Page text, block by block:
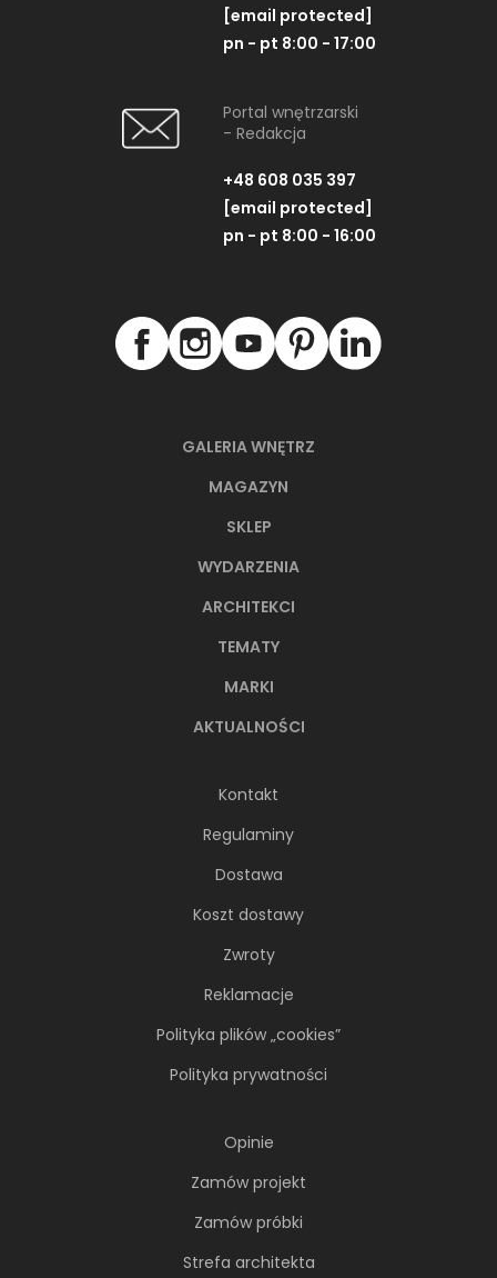
GALERIA WNĘTRZ
MAGAZYN
SKLEP
WYDARZENIA
ARCHITEKCI
TEMATY
MARKI
AKTUALNOŚCI
Kontakt
Regulaminy
Dostawa
Koszt dostawy
Zwroty
Reklamacje
Polityka plików „cookies”
Polityka prywatności
Opinie
Zamów projekt
Zamów próbki
Strefa architekta
[email protected]
pn - pt 8:00 - 17:00
Portal wnętrzarski
- Redakcja
+48 608 035 397
[email protected]
pn - pt 8:00 - 16:00